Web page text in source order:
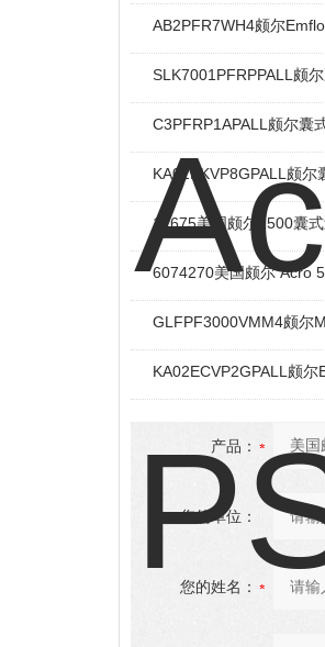
AB2PFR7WH4颇尔
SLK7001PFRPPALL颇
C3PFRP1APALL颇尔囊
KA02EKVP8GPALL颇尔
12675美国颇尔1500囊
6074270美国颇尔 Acro
GLFPF3000VMM4颇尔
KA02ECVP2GPALL颇尔
产品：
您的单位：
您的姓名：